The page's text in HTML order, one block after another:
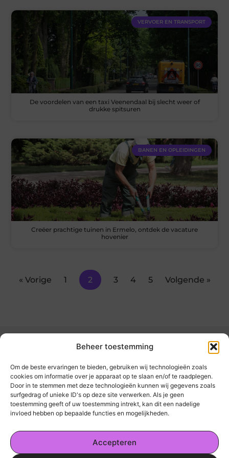
Beheer toestemming
Om de beste ervaringen te bieden, gebruiken wij technologieën zoals
cookies om informatie over je apparaat op te slaan en/of te raadplegen.
Door in te stemmen met deze technologieën kunnen wij gegevens zoals
surfgedrag of unieke ID's op deze site verwerken. Als je geen
toestemming geeft of uw toestemming intrekt, kan dit een nadelige
invloed hebben op bepaalde functies en mogelijkheden.
Accepteren
VERVOER EN TRANSPORT
De voordelen van een taxi Veenendaal bij slecht weer of
drukke spitsuren
BANEN EN OPLEIDINGEN
Creëer prachtige tuinen in Ermelo, ontdek de vacature
hovenier
« Vorige 1 2 3 4 5 Volgende »
kickinsite.nl – Echt, eerlijk, alles wat telt.
Een verzameling van blogs en artikelen die
een breed scala aan onderwerpen uit het
dagelijks leven behandelen.